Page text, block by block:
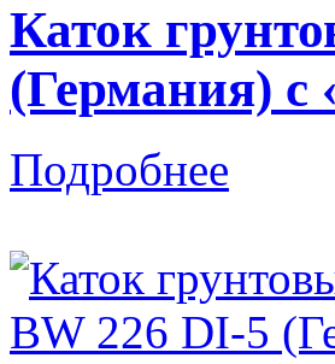
Каток
(Германия) c
Подробнее